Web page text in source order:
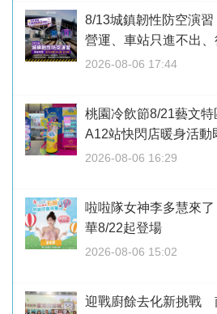
8/13城鎮韌性防空演
營運、車站只進不出
2026-08-06 17:44
桃園冷飲節8/21藝文
A12站快閃店暖身活動
2026-08-06 16:29
啦啦隊女神李多慧來
華8/22起登場
2026-08-06 15:02
迎戰廚餘去化新挑戰